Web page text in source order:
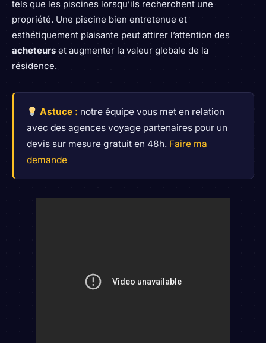
tels que les piscines lorsqu’ils recherchent une
propriété. Une piscine bien entretenue et
esthétiquement plaisante peut attirer l’attention des
acheteurs et augmenter la valeur globale de la
résidence.
Astuce : notre équipe vous met en relation
avec des agences voyage partenaires pour un
devis sur mesure gratuit en 48h. Faire ma
demande